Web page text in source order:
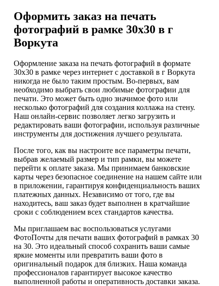
Оформить заказ на печать
фотографий в рамке 30х30 в г
Воркута
Оформление заказа на печать фотографий в формате
30x30 в рамке через интернет с доставкой в г Воркута
никогда не было таким простым. Во-первых, вам
необходимо выбрать свои любимые фотографии для
печати. Это может быть одно значимое фото или
несколько фотографий для создания коллажа на стену.
Наш онлайн-сервис позволяет легко загрузить и
редактировать ваши фотографии, используя различные
инструменты для достижения лучшего результата.
После того, как вы настроите все параметры печати,
выбрав желаемый размер и тип рамки, вы можете
перейти к оплате заказа. Мы принимаем банковские
карты через безопасное соединение на нашем сайте или
в приложении, гарантируя конфиденциальность ваших
платежных данных. Независимо от того, где вы
находитесь, ваш заказ будет выполнен в кратчайшие
сроки с соблюдением всех стандартов качества.
Мы приглашаем вас воспользоваться услугами
ФотоПочты для печати ваших фотографий в рамках 30
на 30. Это идеальный способ сохранить ваши самые
яркие моменты или превратить ваши фото в
оригинальный подарок для близких. Наша команда
профессионалов гарантирует высокое качество
выполненной работы и оперативность доставки заказа.